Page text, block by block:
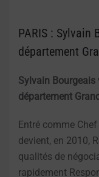
PARIS : Sylvain
département
Sylvain Bourgeais
département
Entré comme
devient, en 2010,
qualités de
rapidement